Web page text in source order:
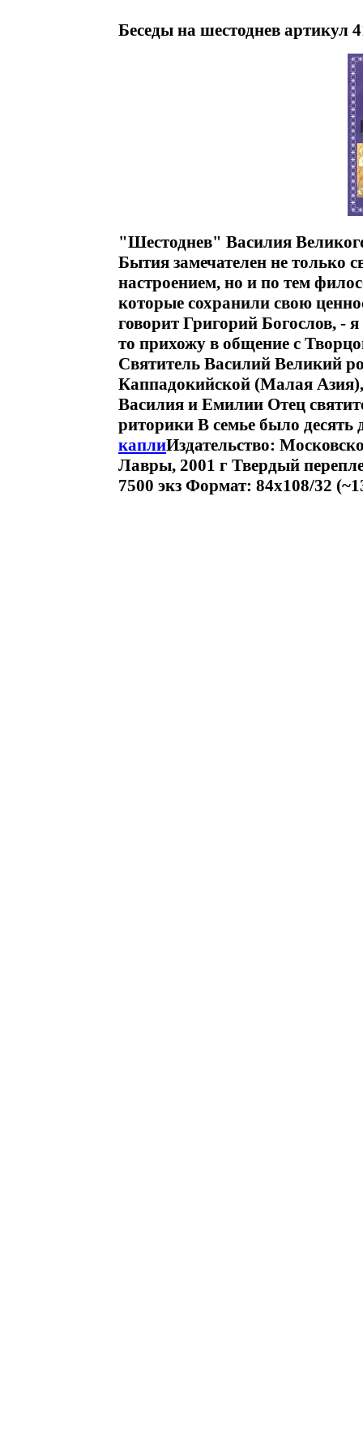
Беседы на шестоднев артикул
"Шестоднев" Василия
Бытия замечателен не только
настроением, но и по тем
которые сохранили свою
говорит Григорий Богослов, -
то прихожу в общение с
Святитель Василий Великий
Каппадокийской (Малая Азия),
Василия и Емилии Отец
риторики В семье было десять
каплиИздательство:
Лавры, 2001 г Твердый
7500 экз Формат: 84x108/32